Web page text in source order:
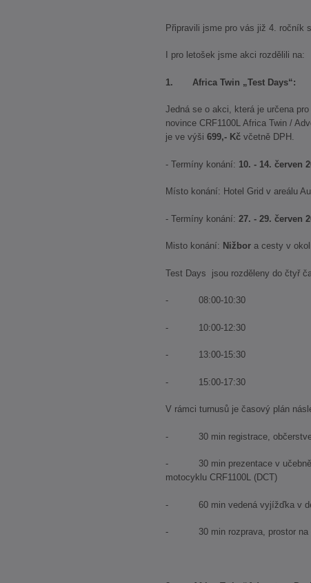
Připravili jsme pro vás již 4. ročník
I pro letošek jsme akci rozdělili na:
1. Africa Twin „Test Days“:
Jedná se o akci, která je určena
novince CRF1100L Africa Twin /
je ve výši 699,- Kč včetně DPH.
- Termíny konání: 10. - 14. červen
Místo konání: Hotel Grid v areálu
- Termíny konání: 27. - 29. červen
Misto konání: Nižbor a cesty v
Test Days jsou rozděleny do čtyř
- 08:00-10:30
- 10:00-12:30
- 13:00-15:30
- 15:00-17:30
V rámci turnusů je časový plán
- 30 min registrace,
- 30 min prezentace v učebně
motocyklu CRF1100L (DCT)
- 60 min vedená vyjížďka v
- 30 min rozprava, prostor na